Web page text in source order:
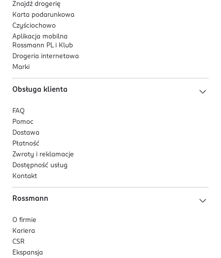
Znajdź drogerię
Karta podarunkowa
Czyściochowo
Aplikacja mobilna
Rossmann PL i Klub
Drogeria internetowa
Marki
Obsługa klienta
FAQ
Pomoc
Dostawa
Płatność
Zwroty i reklamacje
Dostępność usług
Kontakt
Rossmann
O firmie
Kariera
CSR
Ekspansja